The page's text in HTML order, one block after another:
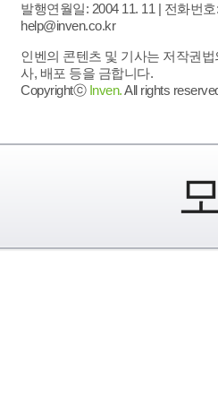
발행연월일: 2004 11. 11 | 전화번호
help@inven.co.kr
인벤의 콘텐츠 및 기사는 저작권
사, 배포 등을 금합니다.
Copyrightⓒ Inven.All rights